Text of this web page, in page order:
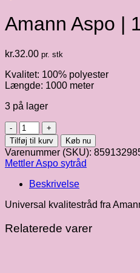
Amann Aspo |
kr.32.00 pr. stk
Kvalitet: 100% polyester
Længde: 1000 meter
3 på lager
Amann
Aspo
|
1000
m,
fv.
331
antal
Tilføj til kurv Køb nu
Varenummer (SKU):
Mettler Aspo sytråd
Beskrivelse
Universal kvalitestråd fra
Relaterede varer